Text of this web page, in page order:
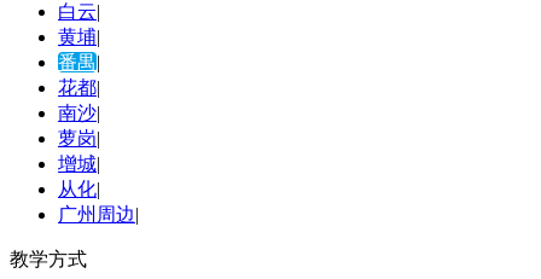
白云|
黄埔|
番禺|
花都|
南沙|
萝岗|
增城|
从化|
广州周边|
教学方式